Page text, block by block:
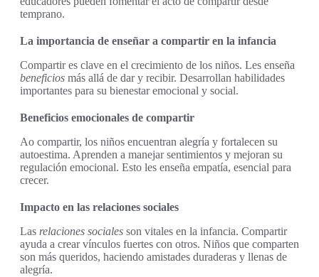
temprano.
La importancia de enseñar a compartir en la infancia
Compartir es clave en el crecimiento de los niños. Les enseña
beneficios más allá de dar y recibir. Desarrollan habilidades
importantes para su bienestar emocional y social.
Beneficios emocionales de compartir
Ao compartir, los niños encuentran alegría y fortalecen su
autoestima. Aprenden a manejar sentimientos y mejoran su
regulación emocional. Esto les enseña empatía, esencial para
crecer.
Impacto en las relaciones sociales
Las relaciones sociales son vitales en la infancia. Compartir
ayuda a crear vínculos fuertes con otros. Niños que comparten
son más queridos, haciendo amistades duraderas y llenas de
alegría.